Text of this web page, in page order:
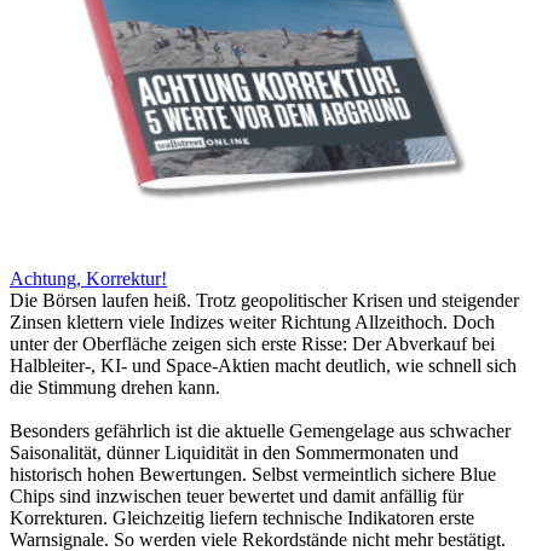
Achtung, Korrektur!
Die Börsen laufen heiß. Trotz geopolitischer Krisen und steigender
Zinsen klettern viele Indizes weiter Richtung Allzeithoch. Doch
unter der Oberfläche zeigen sich erste Risse: Der Abverkauf bei
Halbleiter-, KI- und Space-Aktien macht deutlich, wie schnell sich
die Stimmung drehen kann.
Besonders gefährlich ist die aktuelle Gemengelage aus schwacher
Saisonalität, dünner Liquidität in den Sommermonaten und
historisch hohen Bewertungen. Selbst vermeintlich sichere Blue
Chips sind inzwischen teuer bewertet und damit anfällig für
Korrekturen. Gleichzeitig liefern technische Indikatoren erste
Warnsignale. So werden viele Rekordstände nicht mehr bestätigt.